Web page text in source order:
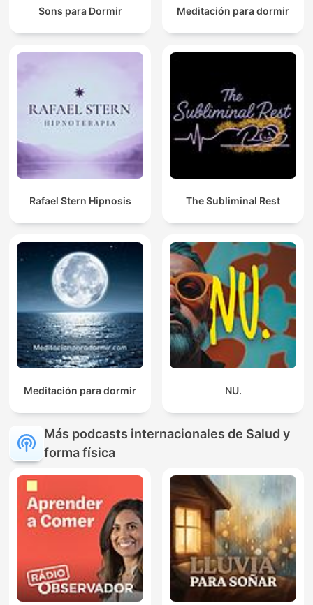
Sons para Dormir Meditación para dormir
Rafael Stern Hipnosis The Subliminal Rest
Meditación para dormir NU.
Más podcasts internacionales de Salud y
forma física